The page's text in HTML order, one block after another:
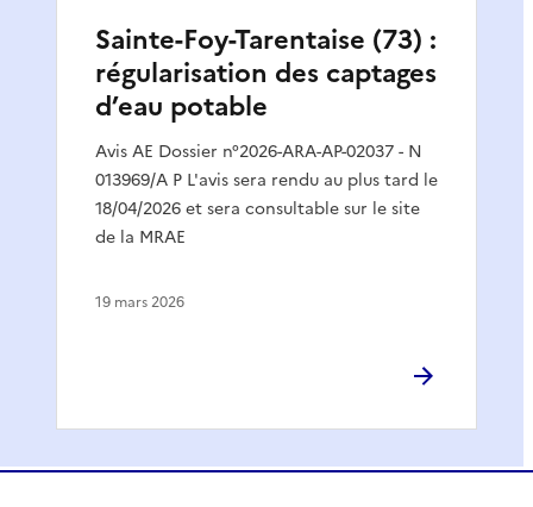
Sainte-Foy-Tarentaise (73) :
régularisation des captages
d’eau potable
Avis AE Dossier n°2026-ARA-AP-02037 - N
013969/A P L'avis sera rendu au plus tard le
18/04/2026 et sera consultable sur le site
de la MRAE
19 mars 2026